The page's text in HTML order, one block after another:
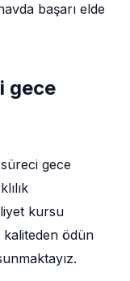
başarı elde
gece
gece
kursu
kaliteden ödün